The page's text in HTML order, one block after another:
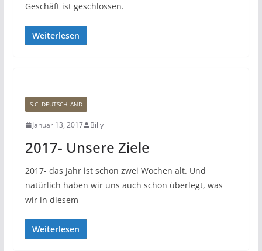
Geschäft ist geschlossen.
Weiterlesen
S.C. DEUTSCHLAND
Januar 13, 2017 Billy
2017- Unsere Ziele
2017- das Jahr ist schon zwei Wochen alt. Und
natürlich haben wir uns auch schon überlegt, was
wir in diesem
Weiterlesen